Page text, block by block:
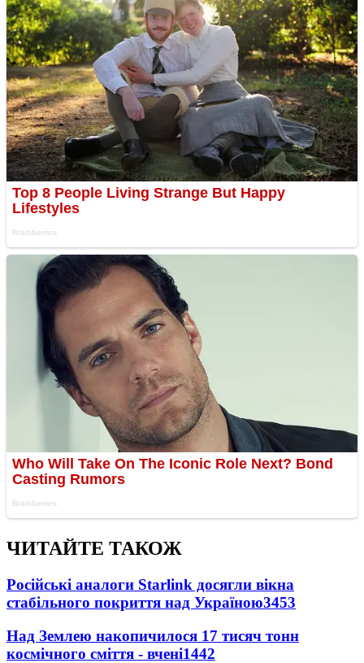
ЧИТАЙТЕ ТАКОЖ
Російські аналоги Starlink досягли вікна
стабільного покриття над Україною3453
Над Землею накопичилося 17 тисяч тонн
космічного сміття - вчені1442